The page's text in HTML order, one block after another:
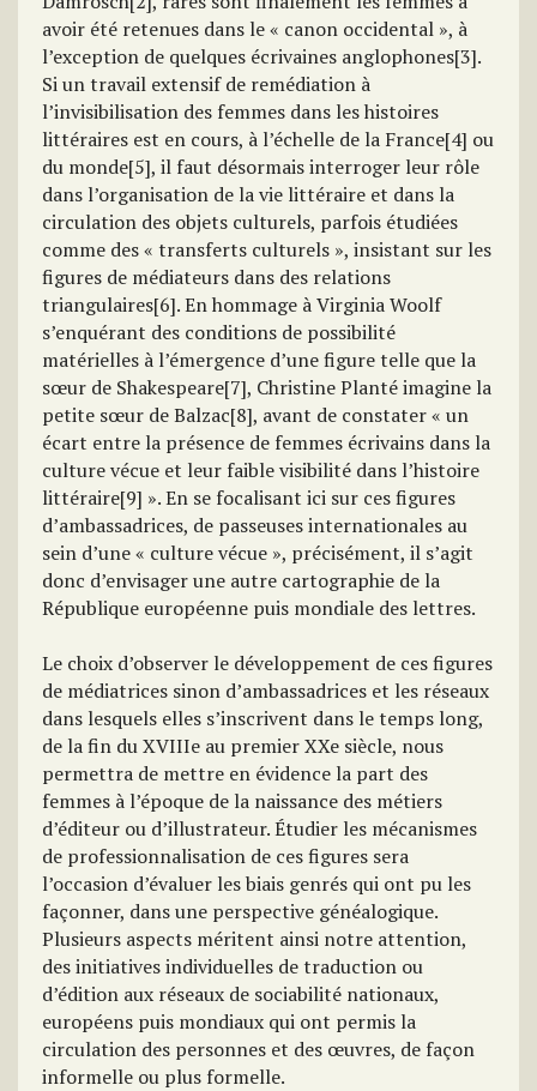
avoir été retenues dans le « canon occidental », à
l’exception de quelques écrivaines anglophones[3].
Si un travail extensif de remédiation à
l’invisibilisation des femmes dans les histoires
littéraires est en cours, à l’échelle de la France[4] ou
du monde[5], il faut désormais interroger leur rôle
dans l’organisation de la vie littéraire et dans la
circulation des objets culturels, parfois étudiées
comme des « transferts culturels », insistant sur les
figures de médiateurs dans des relations
triangulaires[6]. En hommage à Virginia Woolf
s’enquérant des conditions de possibilité
matérielles à l’émergence d’une figure telle que la
sœur de Shakespeare[7], Christine Planté imagine la
petite sœur de Balzac[8], avant de constater « un
écart entre la présence de femmes écrivains dans la
culture vécue et leur faible visibilité dans l’histoire
littéraire[9] ». En se focalisant ici sur ces figures
d’ambassadrices, de passeuses internationales au
sein d’une « culture vécue », précisément, il s’agit
donc d’envisager une autre cartographie de la
République européenne puis mondiale des lettres.
Le choix d’observer le développement de ces figures
de médiatrices sinon d’ambassadrices et les réseaux
dans lesquels elles s’inscrivent dans le temps long,
de la fin du XVIIIe au premier XXe siècle, nous
permettra de mettre en évidence la part des
femmes à l’époque de la naissance des métiers
d’éditeur ou d’illustrateur. Étudier les mécanismes
de professionnalisation de ces figures sera
l’occasion d’évaluer les biais genrés qui ont pu les
façonner, dans une perspective généalogique.
Plusieurs aspects méritent ainsi notre attention,
des initiatives individuelles de traduction ou
d’édition aux réseaux de sociabilité nationaux,
européens puis mondiaux qui ont permis la
circulation des personnes et des œuvres, de façon
informelle ou plus formelle.